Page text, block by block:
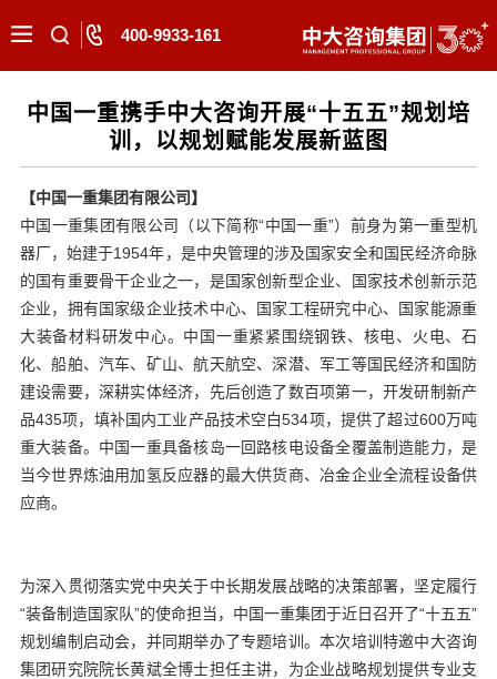
400-9933-161
中国一重携手中大咨询开展“十五五”规划培
训，以规划赋能发展新蓝图
【中国一重集团有限公司】
中国一重集团有限公司（以下简称“中国一重”）前身为第一重型机
器厂，始建于1954年，是中央管理的涉及国家安全和国民经济命脉
的国有重要骨干企业之一，是国家创新型企业、国家技术创新示范
企业，拥有国家级企业技术中心、国家工程研究中心、国家能源重
大装备材料研发中心。中国一重紧紧围绕钢铁、核电、火电、石
化、船舶、汽车、矿山、航天航空、深潜、军工等国民经济和国防
建设需要，深耕实体经济，先后创造了数百项第一，开发研制新产
品435项，填补国内工业产品技术空白534项，提供了超过600万吨
重大装备。中国一重具备核岛一回路核电设备全覆盖制造能力，是
当今世界炼油用加氢反应器的最大供货商、冶金企业全流程设备供
应商。
为深入贯彻落实党中央关于中长期发展战略的决策部署，坚定履行
“装备制造国家队”的使命担当，中国一重集团于近日召开了“十五五”
规划编制启动会，并同期举办了专题培训。本次培训特邀中大咨询
集团研究院院长黄斌全博士担任主讲，为企业战略规划提供专业支